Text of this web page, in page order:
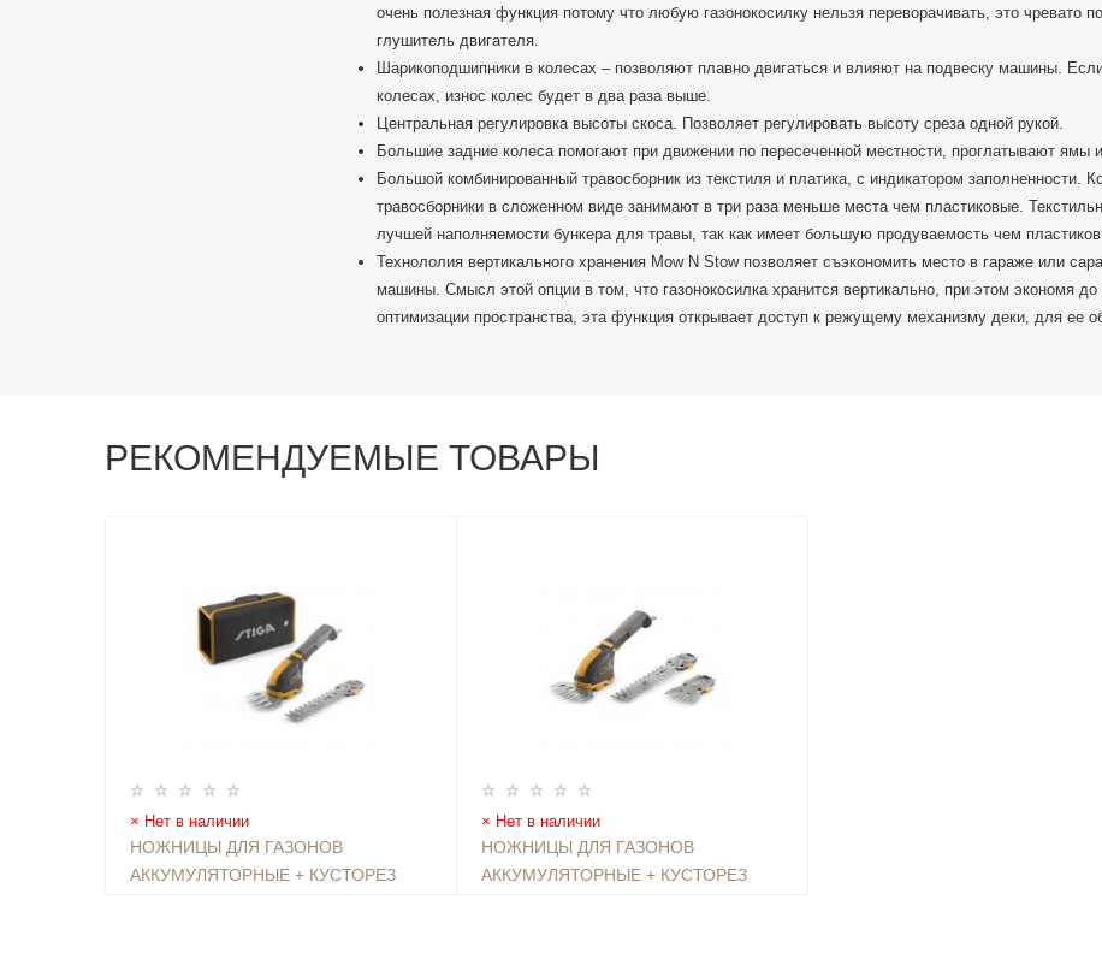
очень полезная функция потому что любую газонокосилку нельзя переворачивать, это чревато
глушитель двигателя.
Шарикоподшипники в колесах – позволяют плавно двигаться и влияют на подвеску машины.
колесах, износ колес будет в два раза выше.
Центральная регулировка высоты скоса. Позволяет регулировать высоту среза одной рукой.
Большие задние колеса помогают при движении по пересеченной местности, проглатывают ямы
Большой комбинированный травосборник из текстиля и платика, с индикатором заполненности.
травосборники в сложенном виде занимают в три раза меньше места чем пластиковые.
лучшей наполняемости бункера для травы, так как имеет большую продуваемость чем
Технололия вертикального хранения Mow N Stow позволяет съэкономить место в гараже или
машины. Смысл этой опции в том, что газонокосилка хранится вертикально, при этом экономя
оптимизации пространства, эта функция открывает доступ к режущему механизму деки, для ее
РЕКОМЕНДУЕМЫЕ ТОВАРЫ
Нет в наличии
НОЖНИЦЫ ДЛЯ ГАЗОНОВ
АККУМУЛЯТОРНЫЕ + КУСТОРЕЗ
Нет в наличии
НОЖНИЦЫ ДЛЯ ГАЗОНОВ
АККУМУЛЯТОРНЫЕ + КУСТОРЕЗ